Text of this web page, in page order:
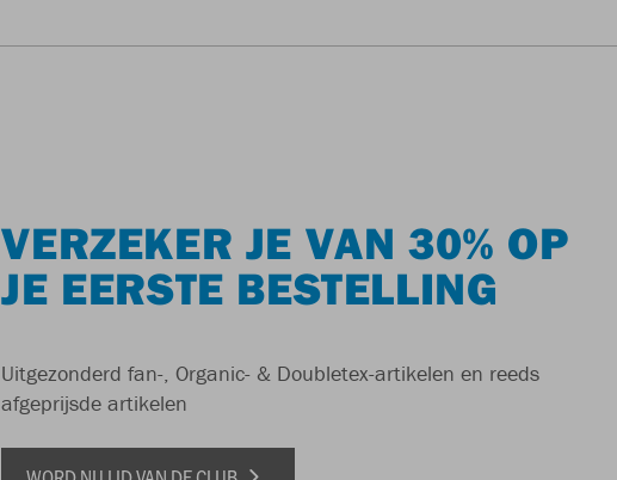
VERZEKER JE VAN 30% OP
JE EERSTE BESTELLING
Uitgezonderd fan-, Organic- & Doubletex-artikelen en reeds
afgeprijsde artikelen